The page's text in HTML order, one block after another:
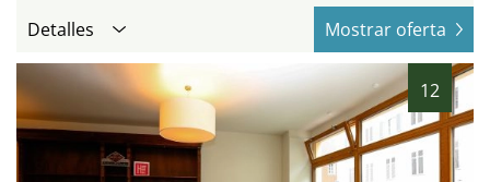
Detalles Mostrar oferta
12